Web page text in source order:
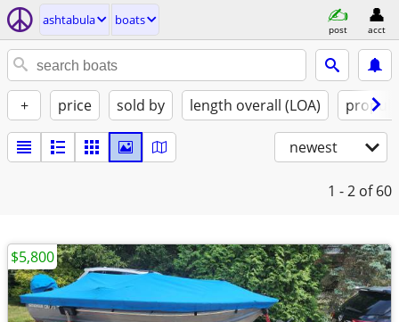
ashtabula boats
post acct
+ price sold by length overall (LOA)
newest
1 - 2 of 60
$5,800